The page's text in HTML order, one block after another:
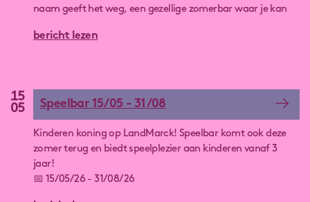
naam geeft het weg, een gezellige zomerbar waar je kan
bericht lezen
15
05
Speelbar 15/05 - 31/08
Kinderen koning op LandMarck! Speelbar komt ook deze
zomer terug en biedt speelplezier aan kinderen vanaf 3
jaar!
📅 15/05/26 - 31/08/26